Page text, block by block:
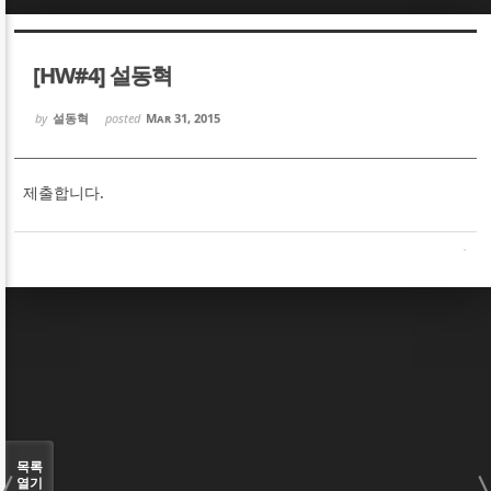
[HW#4] 설동혁
by 설동혁 posted Mar 31, 2015
제출합니다.
목록
열기
Sketchbook5, 스케치북5
Sketchbook5, 스케치북5
Sketchbook5, 스케치북5
Sketchbook5, 스케치북5